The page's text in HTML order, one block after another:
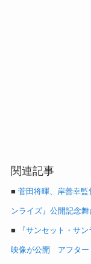
関連記事
■ 菅田将暉、岸善幸
ンライズ』公開記念
■ 『サンセット・サ
映像が公開 アフター